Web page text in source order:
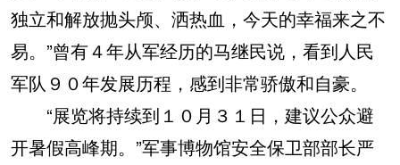
独立和解放抛头颅、洒热血，今天的幸福来之不
易。”曾有４年从军经历的马继民说，看到人民
军队９０年发展历程，感到非常骄傲和自豪。
“展览将持续到１０月３１日，建议公众避
开暑假高峰期。”军事博物馆安全保卫部部长严